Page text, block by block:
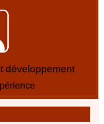
développement